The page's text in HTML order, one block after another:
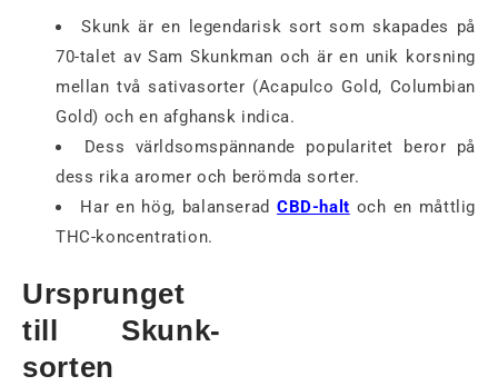
Skunk är en legendarisk sort som skapades på
70-talet av Sam Skunkman och är en unik korsning
mellan två sativasorter (Acapulco Gold, Columbian
Gold) och en afghansk indica.
Dess världsomspännande popularitet beror på
dess rika aromer och berömda sorter.
Har en hög, balanserad CBD-halt och en måttlig
THC-koncentration.
Ursprunget
till Skunk-
sorten